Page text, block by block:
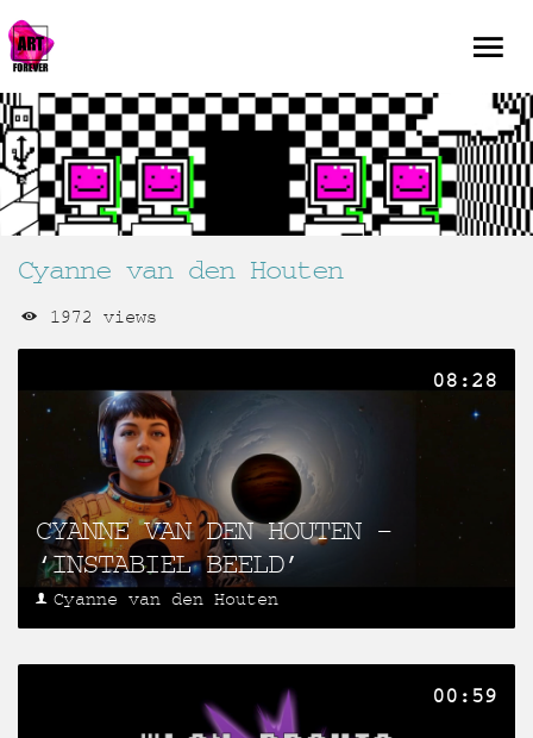
Cyanne van den Houten
1972 views
CYANNE VAN DEN HOUTEN –
‘INSTABIEL BEELD’
Cyanne van den Houten
08:28
00:59